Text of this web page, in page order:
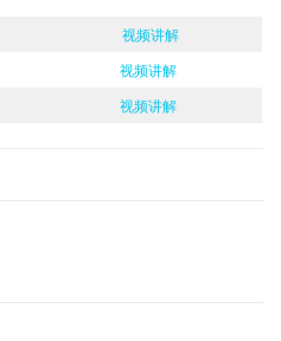
视频讲解
视频讲解
视频讲解